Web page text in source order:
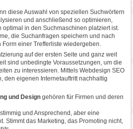
diese Auswahl von speziellen Suchwörtern
und anschließend so optimieren,
in den Suchmaschinen platziert ist.
die Suchanfragen speichern und nach
einer Trefferliste wiedergeben.
auf der ersten Seite und ganz weit
sind unbedingte Voraussetzungen, um die
zu interessieren. Mittels Webdesign SEO
den eigenen Internetauftritt nachhaltig
und Design gehören für Firmen und deren
und Ansprechend, aber eine
Stimmt das Marketing, das Promoting nicht,